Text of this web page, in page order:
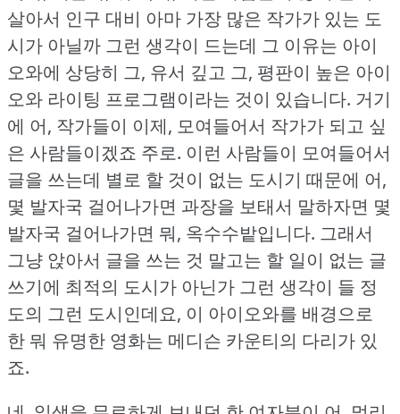
살아서 인구 대비 아마 가장 많은 작가가 있는 도
시가 아닐까 그런 생각이 드는데 그 이유는 아이
오와에 상당히 그, 유서 깊고 그, 평판이 높은 아이
오와 라이팅 프로그램이라는 것이 있습니다. 거기
에 어, 작가들이 이제, 모여들어서 작가가 되고 싶
은 사람들이겠죠 주로. 이런 사람들이 모여들어서
글을 쓰는데 별로 할 것이 없는 도시기 때문에 어,
몇 발자국 걸어나가면 과장을 보태서 말하자면 몇
발자국 걸어나가면 뭐, 옥수수밭입니다. 그래서
그냥 앉아서 글을 쓰는 것 말고는 할 일이 없는 글
쓰기에 최적의 도시가 아닌가 그런 생각이 들 정
도의 그런 도시인데요, 이 아이오와를 배경으로
한 뭐 유명한 영화는 메디슨 카운티의 다리가 있
죠.